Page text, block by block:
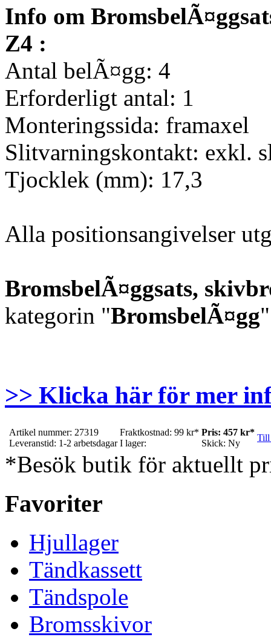
Info om
Z4 :
Antal belÃ¤gg: 4
Erforderligt antal: 1
Monteringssida: framaxel
Slitvarningskontakt: exkl.
Tjocklek (mm): 17,3
Alla positionsangivelser
BromsbelÃ¤ggsats,
kategorin "BromsbelÃ¤gg
>> Klicka här för mer
Artikel nummer: 27319
Leveranstid: 1-2 arbetsdagar
Fraktkostnad: 99 kr*
I lager:
Pris: 457 kr*
Skick: Ny
Till
*Besök butik för aktuellt
Favoriter
Hjullager
Tändkassett
Tändspole
Bromsskivor